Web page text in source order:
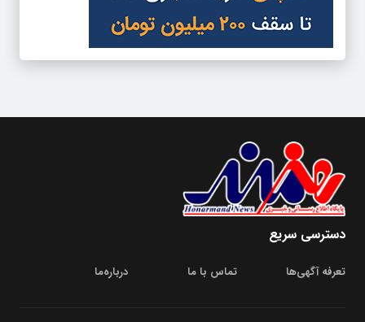
دسترسی سریع
تعرفه آگهی‌ها تماس با ما درباره‌‌ما